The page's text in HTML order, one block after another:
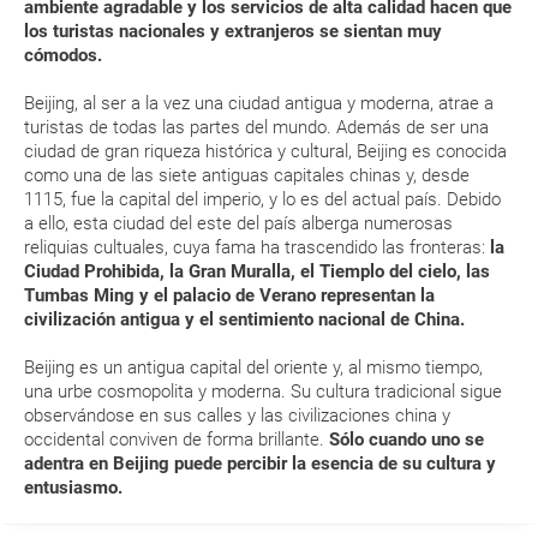
ambiente agradable y los servicios de alta calidad hacen que
los turistas nacionales y extranjeros se sientan muy
cómodos.
Beijing, al ser a la vez una ciudad antigua y moderna, atrae a
turistas de todas las partes del mundo. Además de ser una
ciudad de gran riqueza histórica y cultural, Beijing es conocida
como una de las siete antiguas capitales chinas y, desde
1115, fue la capital del imperio, y lo es del actual país. Debido
a ello, esta ciudad del este del país alberga numerosas
reliquias cultuales, cuya fama ha trascendido las fronteras: la
Ciudad Prohibida, la Gran Muralla, el Tiemplo del cielo, las
Tumbas Ming y el palacio de Verano representan la
civilización antigua y el sentimiento nacional de China.
Beijing es un antigua capital del oriente y, al mismo tiempo,
una urbe cosmopolita y moderna. Su cultura tradicional sigue
observándose en sus calles y las civilizaciones china y
occidental conviven de forma brillante. Sólo cuando uno se
adentra en Beijing puede percibir la esencia de su cultura y
entusiasmo.
aérea a la hora de realizar el check-in el día de la salida.
MODIFICACIÓN ó CANCELACIÓN ¿Puedo anular o
modificar una reserva del viaje? ¿Qué gastos puede
generar una anulación o modificación del viaje?
¿Qué caducidad debe tener mi pasaporte para ir
a...?
¿Con cuánta antelación tengo que estar en el
aeropuerto?
RESERVAR ¿Cómo puedo reservar un viaje de
paquete vacacional en la página web?
Al realizar la reserva, uno de los servicios ha